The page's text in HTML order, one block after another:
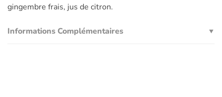
gingembre frais, jus de citron.
Informations Complémentaires